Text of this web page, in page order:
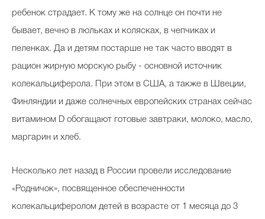
ребенок страдает. К тому же на солнце он почти не
бывает, вечно в люльках и колясках, в чепчиках и
пеленках. Да и детям постарше не так часто вводят в
рацион жирную морскую рыбу - основной источник
колекальциферола. При этом в США, а также в Швеции,
Финляндии и даже солнечных европейских странах сейчас
витамином D обогащают готовые завтраки, молоко, масло,
маргарин и хлеб.
Несколько лет назад в России провели исследование
«Родничок», посвященное обеспеченности
колекальциферолом детей в возрасте от 1 месяца до 3